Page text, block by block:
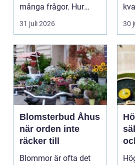
många frågor. Hur
hittar man ett
instrument som bå...
31 juli 2026 30
Blomsterbud Åhus
när orden inte
räcker till
Blommor är ofta det